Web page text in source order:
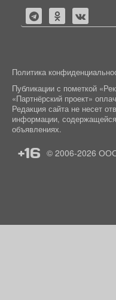
Политика
Публикации с пометкой
«Партнёрский проект»
Редакция сайта не несет
информации,
объявлениях.
+16 © 2006-2026